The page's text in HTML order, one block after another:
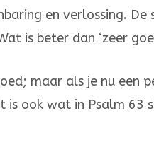
en verlossing.
is beter dan ‘zeer
maar als je nu een
is ook wat in Psalm 63